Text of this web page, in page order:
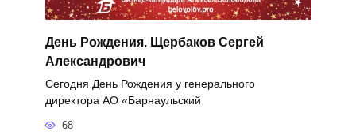
День Рождения. Щербаков Сергей
Александрович
Сегодня День Рождения у генерального
директора АО «Барнаульский
68